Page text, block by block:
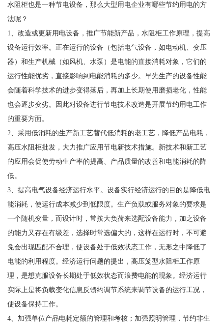
水阻柜也是一种节电设备，那么大型用电企业有哪些节约用电的方
法呢？
1、改造或更新用电设备，推广节能新产品，水阻柜工作原理，提高
设备运行效率。正在运行的设备（包括电气设备，如电动机、变压
器）和生产机械（如风机、水泵）是电能的直接消耗对象，它们的
运行性能优劣，直接影响到电能消耗的多少。早先生产的设备性能
会随着科学技术的进步变得落后，再加上长期使用磨损老化，性能
也会逐步变劣。因此对设备进行节电技术改造是开展节约用电工作
的重要方面。
2、采用低消耗的生产新工艺替代低消耗的老工艺，降低产品电耗，
高压水阻柜批发，大力推广应用节电新技术措施。新技术和新工艺
的应用会促使劳动生产率的提高、产品质量的改善和电能消耗的降
低。
3、提高电气设备经济运行水平。设备实行经济运行的目的是降低电
能消耗，使运行成本减少到低限度。生产负载或服务对象的要求是
一个随机变量，而设计时，常按大负荷来选配设备能力，加之设备
的能力又存在有级差，选择时常选偏大的，这样在运行时，不可避
免会出现匹配不合理，使设备处于低效状态工作，无形之中降低了
电能的利用程度。经济运行问题的提出，高压笼型水阻柜工作原
理，是想克服设备长期处于低效状态而浪费电能的现象。经济运行
实际上是将负载变化信息反馈约调节系统来调节设备的运行工况，
使设备保持工作。
4、加强单位产品电耗定额的管理和考核；加强照明管理，节约非生